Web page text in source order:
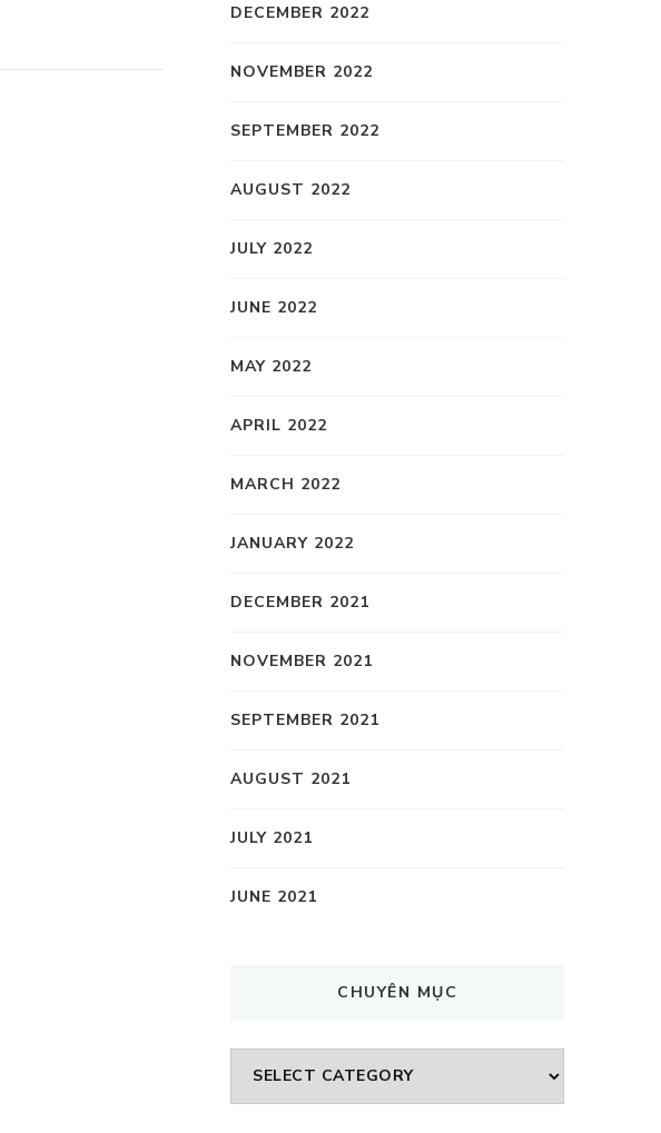
DECEMBER 2022
NOVEMBER 2022
SEPTEMBER 2022
AUGUST 2022
JULY 2022
JUNE 2022
MAY 2022
APRIL 2022
MARCH 2022
JANUARY 2022
DECEMBER 2021
NOVEMBER 2021
SEPTEMBER 2021
AUGUST 2021
JULY 2021
JUNE 2021
CHUYÊN MỤC
CHUYÊN
MỤC